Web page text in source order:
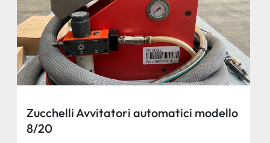
Zucchelli Avvitatori automatici modello
8/20